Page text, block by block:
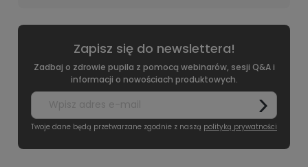
Zapisz się do newslettera!
Zadbaj o zdrowie pupila z pomocą webinarów, sesji Q&A i
informacji o nowościach produktowych.
Twoje dane będą przetwarzane zgodnie z naszą polityką prywatności